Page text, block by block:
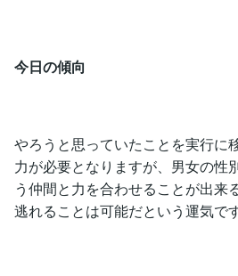
今日の傾向
やろうと思っていたことを実行に
力が必要となりますが、男女の性
う仲間と力を合わせることが出来
逃れることは可能だという運気です